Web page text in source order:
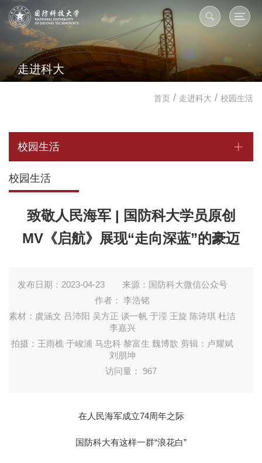
走进科大
首页 / 走进科大 / 校园生活
校园生活
校园生活
致敬人民海军 | 国防科大学员原创
MV《启航》展现“走向深蓝”的豪迈
发布日期：2023-04-23
来源：国防科大微信公众号
作者： 李浩铭
素材：虞涵文 吕沛阳 吴方正 谈一帆 于滢 王旋 陈诗琪 杜洁
李嘉兴
拍摄：王雨樵 于峻浦 马忠科 黎富生 魏博歆 剪辑：卢耀斌
刘朋坤
访问量： 967
在人民海军成立74周年之际
国防科大有这样一群“浪花白”